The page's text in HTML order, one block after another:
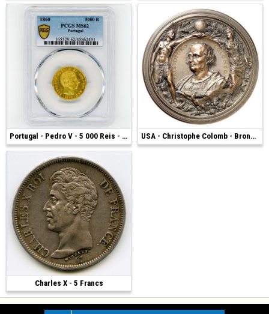
Portugal - Pedro V - 5 000 Reis - 1860
1 600 € USA - Christophe Colomb - Bronze 1892
2 100 €
Charles X - 5 Francs
1 200 €